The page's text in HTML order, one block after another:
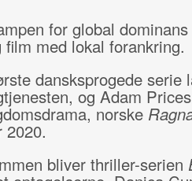
for global dominans
med lokal forankring.
dansksprogede serie
og Adam
norske
2020.
bliver thriller-serien